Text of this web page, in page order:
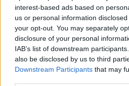
interest-based ads based on
us or personal information
your opt-out. You may separately
disclosure of your personal
IAB’s list of downstream
also be disclosed by us to third
Downstream Participants that may